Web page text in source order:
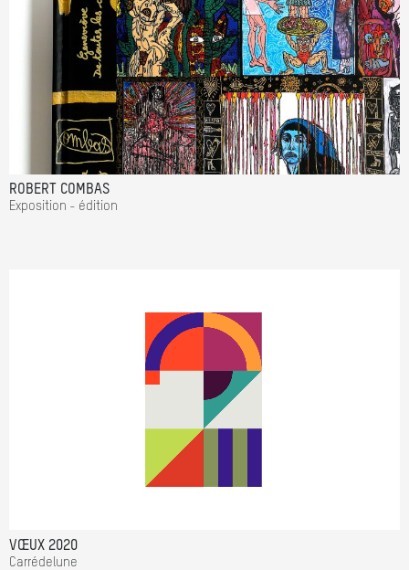
ROBERT COMBAS
Exposition - édition
VŒUX 2020
Carrédelune